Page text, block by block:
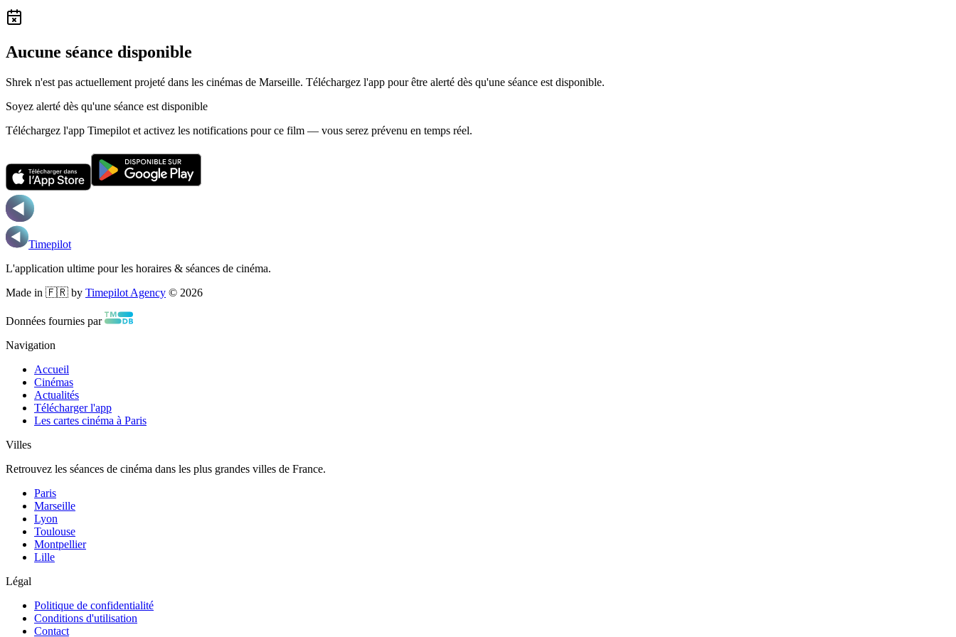
Aucune séance disponible
Shrek n'est pas actuellement projeté dans les cinémas de Marseille. Téléchargez l'app pour être alerté dès qu'une séance est disponible.
Soyez alerté dès qu'une séance est disponible
Téléchargez l'app Timepilot et activez les notifications pour ce film — vous serez prévenu en temps réel.
Timepilot
L'application ultime pour les horaires & séances de cinéma.
Made in 🇫🇷 by Timepilot Agency © 2026
Données fournies par
Navigation
Accueil
Cinémas
Actualités
Télécharger l'app
Les cartes cinéma à Paris
Villes
Retrouvez les séances de cinéma dans les plus grandes villes de France.
Paris
Marseille
Lyon
Toulouse
Montpellier
Lille
Légal
Politique de confidentialité
Conditions d'utilisation
Contact